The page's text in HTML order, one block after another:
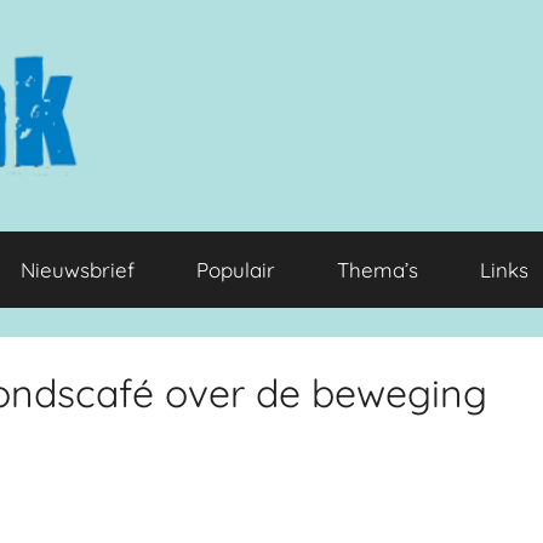
Nieuwsbrief Populair Thema’s Links
over de beweging